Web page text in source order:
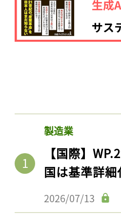
製造業
【国際】
国は基準詳
2026/07/13